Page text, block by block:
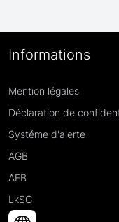
Informations
Mention légales
Déclaration de
Systéme d'alerte
AGB
AEB
LkSG